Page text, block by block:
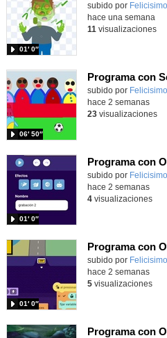
Contenido educativo.
subido por Felicisimo
01′ 0″
hace una semana
11 visualizaciones
Contenido educativo.
subido por Felicisimo
06′ 50″
hace 2 semanas
23visualizaciones
Contenido educativo.
subido por Felicisimo
01′ 0″
hace 2 semanas
4visualizaciones
Contenido educativo.
subido por Felicisimo
01′ 0″
hace 2 semanas
5visualizaciones